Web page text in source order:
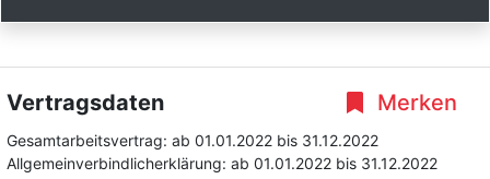
Merken
Vertragsdaten
Gesamtarbeitsvertrag: ab 01.01.2022 bis 31.12.2022
Allgemeinverbindlicherklärung: ab 01.01.2022 bis 31.12.2022